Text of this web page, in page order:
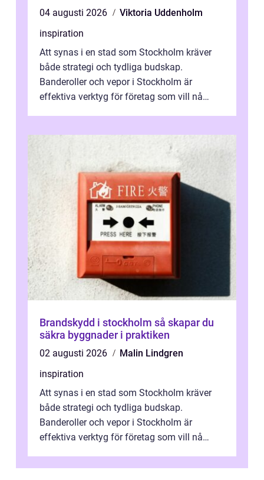
04 augusti 2026
Viktoria Uddenholm
inspiration
Att synas i en stad som Stockholm kräver
både strategi och tydliga budskap.
Banderoller och vepor i Stockholm är
effektiva verktyg för företag som vill nå
Brandskydd i stockholm så skapar du
säkra byggnader i praktiken
02 augusti 2026
Malin Lindgren
inspiration
Att synas i en stad som Stockholm kräver
både strategi och tydliga budskap.
Banderoller och vepor i Stockholm är
effektiva verktyg för företag som vill nå